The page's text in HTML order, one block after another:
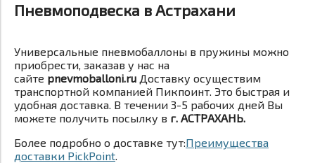
Пневмоподвеска в Астрахани
Универсальные пневмобаллоны в пружины можно
приобрести, заказав у нас на
сайте pnevmoballoni.ru Доставку осуществим
транспортной компанией Пикпоинт. Это быстрая и
удобная доставка. В течении 3-5 рабочих дней Вы
можете получить посылку в г. АСТРАХАНЬ.
Более подробно о доставке тут:Преимущества
доставки PickPoint.